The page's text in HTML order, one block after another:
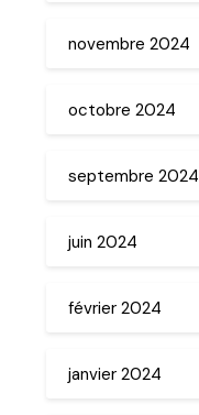
novembre 2024
octobre 2024
septembre 2024
juin 2024
février 2024
janvier 2024